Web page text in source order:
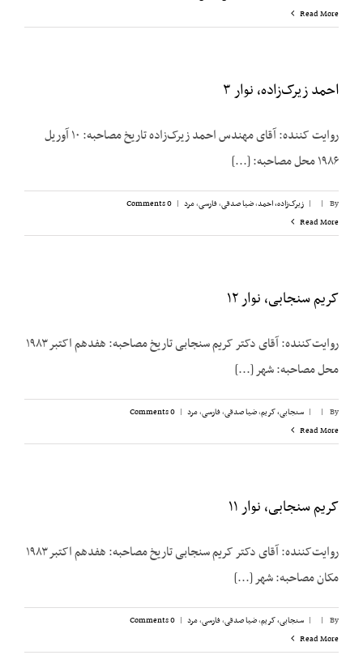
Read More
احمد زیرک‌زاده، نوار ۳
روایت کننده: آقای مهندس احمد زیرک‌زاده تاریخ مصاحبه: ۱۰ آوریل
۱۹۸۶ محل مصاحبه: [...]
By
|
| زیرک‌زاده، احمد,ضیا صدقی,فارسی,مرد |
0 Comments
Read More
کریم سنجابی، نوار ۱۲
روایت‌‌کننده: آقای دکتر کریم سنجابی تاریخ مصاحبه: هفدهم اکتبر ۱۹۸۳
محل مصاحبه: شهر [...]
By
|
| سنجابی، کریم,ضیا صدقی,فارسی,مرد |
0 Comments
Read More
کریم سنجابی، نوار ۱۱
روایت‌‌کننده: آقای دکتر کریم سنجابی تاریخ مصاحبه: هفدهم اکتبر ۱۹۸۳
مکان مصاحبه: شهر [...]
By
|
| سنجابی، کریم,ضیا صدقی,فارسی,مرد |
0 Comments
Read More